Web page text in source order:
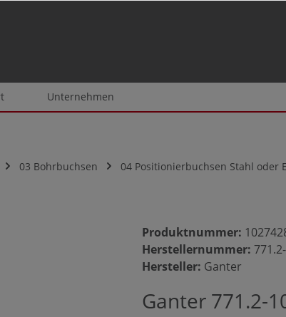
Unternehmen
03 Bohrbuchsen 04 Positionierbuchsen Stahl oder
Produktnummer:
Herstellernummer:
Hersteller: Ganter
Ganter 771.2-